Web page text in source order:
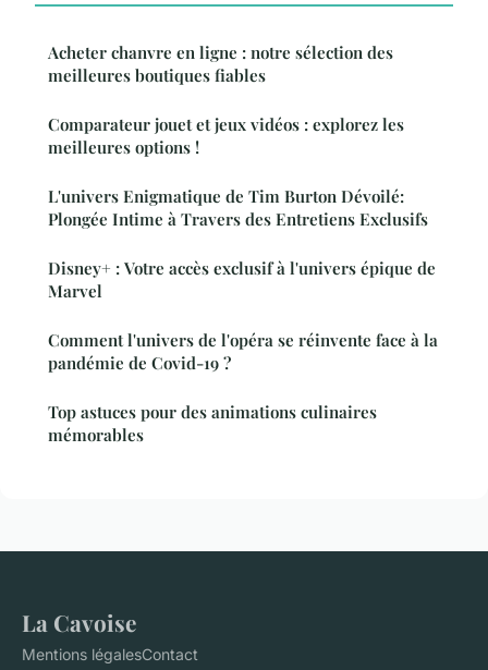
Acheter chanvre en ligne : notre sélection des
meilleures boutiques fiables
Comparateur jouet et jeux vidéos : explorez les
meilleures options !
L'univers Enigmatique de Tim Burton Dévoilé:
Plongée Intime à Travers des Entretiens Exclusifs
Disney+ : Votre accès exclusif à l'univers épique de
Marvel
Comment l'univers de l'opéra se réinvente face à la
pandémie de Covid-19 ?
Top astuces pour des animations culinaires
mémorables
La Cavoise
Mentions légalesContact